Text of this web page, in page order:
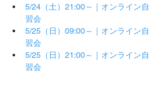
5/24（土）21:00～｜オンライン自
習会
5/25（日）09:00～｜オンライン自
習会
5/25（日）21:00～｜オンライン自
習会